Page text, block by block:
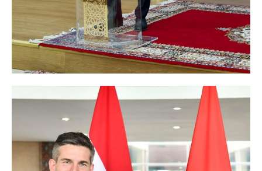
Related
Sahara marocain : les Pays-
Bas estiment qu’une véritable
autonomie sous souveraineté
marocaine est « la solution la
Nasser Bourita reçoit son
homologue gambien, porteur
d’un message écrit du
Président de la Gambie à SM